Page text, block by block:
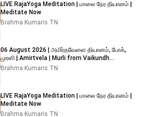
LIVE RajaYoga Meditation | மாலை நேர தியானம் |
Meditate Now
Brahma Kumaris TN
06 August 2026 | அமிர்தவேளை தியானம், போக்,
முரளி | Amirtvela | Murli from Vaikundh
Lighthouse, Adyar
Brahma Kumaris TN
LIVE RajaYoga Meditation | மாலை நேர தியானம் |
Meditate Now
Brahma Kumaris TN